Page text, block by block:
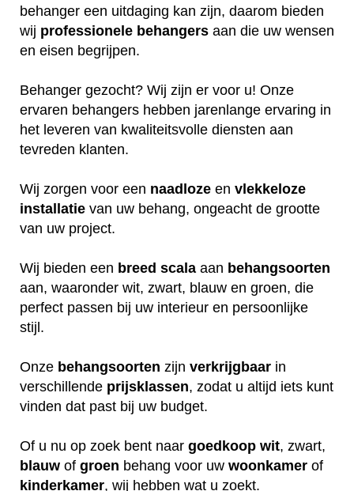
behanger een uitdaging kan zijn, daarom bieden
wij professionele behangers aan die uw wensen
en eisen begrijpen.
Behanger gezocht? Wij zijn er voor u! Onze
ervaren behangers hebben jarenlange ervaring in
het leveren van kwaliteitsvolle diensten aan
tevreden klanten.
Wij zorgen voor een naadloze en vlekkeloze
installatie van uw behang, ongeacht de grootte
van uw project.
Wij bieden een breed scala aan behangsoorten
aan, waaronder wit, zwart, blauw en groen, die
perfect passen bij uw interieur en persoonlijke
stijl.
Onze behangsoorten zijn verkrijgbaar in
verschillende prijsklassen, zodat u altijd iets kunt
vinden dat past bij uw budget.
Of u nu op zoek bent naar goedkoop wit, zwart,
blauw of groen behang voor uw woonkamer of
kinderkamer, wij hebben wat u zoekt.